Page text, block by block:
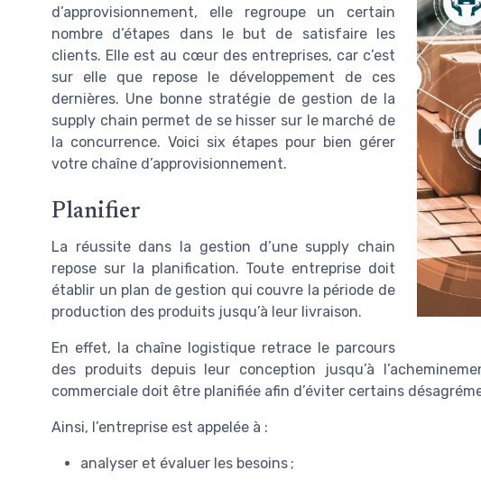
d’approvisionnement, elle regroupe un certain
nombre d’étapes dans le but de satisfaire les
clients. Elle est au cœur des entreprises, car c’est
sur elle que repose le développement de ces
dernières. Une bonne stratégie de gestion de la
supply chain permet de se hisser sur le marché de
la concurrence. Voici six étapes pour bien gérer
votre chaîne d’approvisionnement.
Planifier
La réussite dans la gestion d’une supply chain
repose sur la planification. Toute entreprise doit
établir un plan de gestion qui couvre la période de
production des produits jusqu’à leur livraison.
En effet, la chaîne logistique retrace le parcours
des produits depuis leur conception jusqu’à
commerciale doit être planifiée afin d’éviter certains
Ainsi, l’entreprise est appelée à :
analyser et évaluer les besoins ;